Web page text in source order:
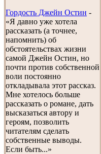
Гордость Джейн Остин -
«Я давно уже хотела
рассказать (а точнее,
напомнить) об
обстоятельствах жизни
самой Джейн Остин, но
почти против собственной
воли постоянно
откладывала этот рассказ.
Мне хотелось больше
рассказать о романе, дать
высказаться автору и
героям, позволить
читателям сделать
собственные выводы.
Если быть...»